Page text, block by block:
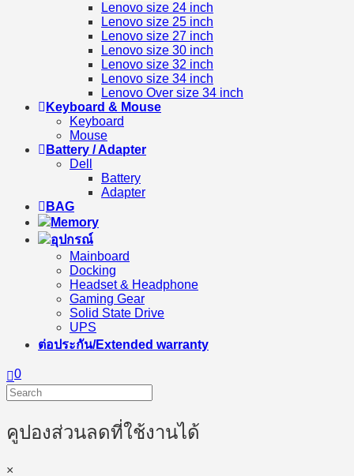
Lenovo size 24 inch
Lenovo size 25 inch
Lenovo size 27 inch
Lenovo size 30 inch
Lenovo size 32 inch
Lenovo size 34 inch
Lenovo Over size 34 inch
Keyboard & Mouse
Keyboard
Mouse
Battery / Adapter
Dell
Battery
Adapter
BAG
Memory
อุปกรณ์
Mainboard
Docking
Headset & Headphone
Gaming Gear
Solid State Drive
UPS
ต่อประกัน/Extended warranty
0
คูปองส่วนลดที่ใช้งานได้
×